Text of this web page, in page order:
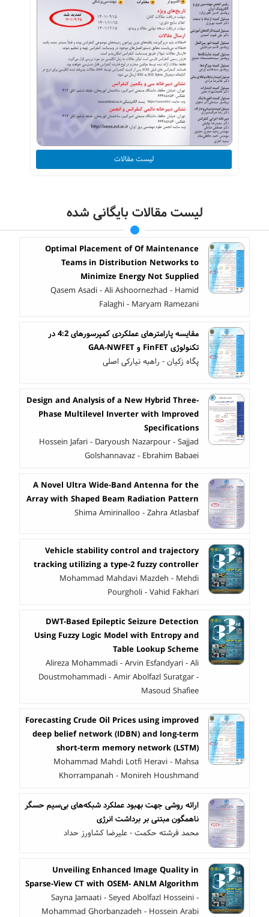
لیست مقالات
لیست مقالات بایگانی شده
Optimal Placement of Of Maintenance
Teams in Distribution Networks to
Minimize Energy Not Supplied
Qasem Asadi - Ali Ashoornezhad - Hamid
Falaghi - Maryam Ramezani
مقایسه پارامترهای عملکردی کمپرسورهای 4:2 در
تکنولوژی FinFET و GAA-NWFET
پگاه زکیان - راهبه نیارکی اصلی
Design and Analysis of a New Hybrid Three-
Phase Multilevel Inverter with Improved
Specifications
Hossein Jafari - Daryoush Nazarpour - Sajjad
Golshannavaz - Ebrahim Babaei
A Novel Ultra Wide-Band Antenna for the
Array with Shaped Beam Radiation Pattern
Shima Amirinalloo - Zahra Atlasbaf
Vehicle stability control and trajectory
tracking utilizing a type-2 fuzzy controller
Mohammad Mahdavi Mazdeh - Mehdi
Pourgholi - Vahid Fakhari
DWT-Based Epileptic Seizure Detection
Using Fuzzy Logic Model with Entropy and
Table Lookup Scheme
Alireza Mohammadi - Arvin Esfandyari - Ali
Doustmohammadi - Amir Abolfazl Suratgar -
Masoud Shafiee
Forecasting Crude Oil Prices using improved
deep belief network (IDBN) and long-term
short-term memory network (LSTM)
Mohammad Mahdi Lotfi Heravi - Mahsa
Khorrampanah - Monireh Houshmand
ارائه روشی جهت بهبود عملکرد شبکه‌های بی‌سیم حسگر
ناهمگون مبتنی بر برداشت انرژی
محمد فرشته حکمت - علیرضا کشاورز حداد
Unveiling Enhanced Image Quality in
Sparse-View CT with OSEM- ANLM Algorithm
Sayna Jamaati - Seyed Abolfazl Hosseini -
Mohammad Ghorbanzadeh - Hossein Arabi